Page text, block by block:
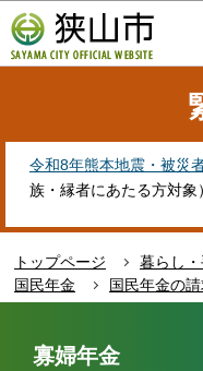
の
ペ
す
令和8年熊本地震・被災
族・縁者にあたる方対象）
トップページ 暮らし・
国民年金
国民年金の
寡婦年金